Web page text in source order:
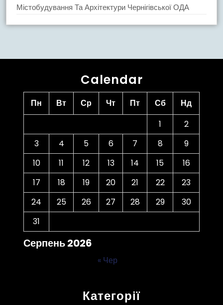
Містобудування Та Архітектури Чернігівської ОДА
Calendar
Серпень 2026
Пн Вт Ср Чт Пт Сб
Нд
1
2
3
4 5 6 7 8
9
10
11 12 13 14 15
16
17
18 19 20 21 22
23
24
25 26 27 28 29
30
31
« Чер
Категорії